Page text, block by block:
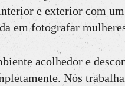
e exterior com
em fotografar
acolhedor e
Nós